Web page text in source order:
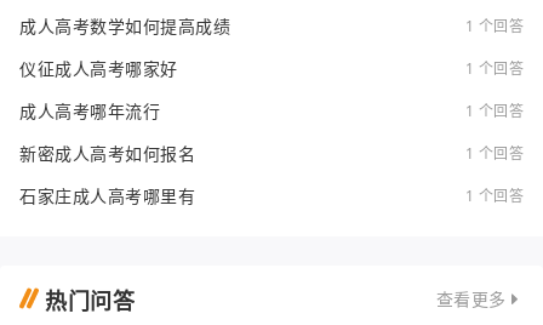
成人高考数学如何提高成绩 1 个回答
仪征成人高考哪家好 1 个回答
成人高考哪年流行 1 个回答
新密成人高考如何报名 1 个回答
石家庄成人高考哪里有 1 个回答
热门问答 查看更多